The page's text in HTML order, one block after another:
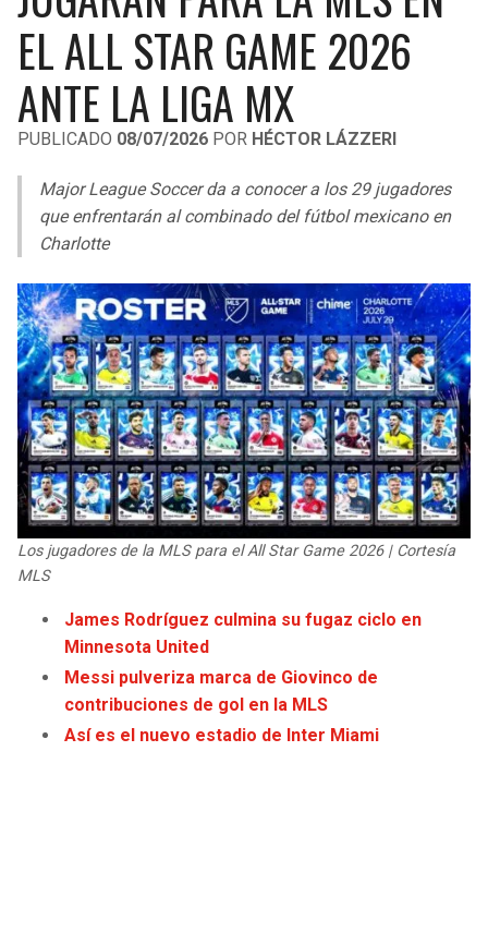
LIGA DE EXPANSIÓN MX
LEAGUES CUP
UEFA EUROPA LEAGUE
UEFA CONFERENCE LEAGUE
MLS
COPA SUDAMERICANA
LIGA BETPLAY
OTRAS LIGAS
RAIDERS
CHARGERS
BENGALS
BROWNS
STEELERS
TEXANS
COLTS
JAGUARS
TITANS
COWBOYS
GIANTS
EAGLES
CAVALIERS
PISTONS
BUCKS
HAWKS
HORNETS
HEAT
MAGIC
WIZARDS
WARRIORS
CLIPPERS
LAKERS
SUNS
EL ALL STAR GAME 2026
ANTE LA LIGA MX
PUBLICADO 08/07/2026 POR HÉCTOR LÁZZERI
Major League Soccer da a conocer a los 29 jugadores
que enfrentarán al combinado del fútbol mexicano en
Charlotte
Los jugadores de la MLS para el All Star Game 2026 | Cortesía
MLS
James Rodríguez culmina su fugaz ciclo en
Minnesota United
Messi pulveriza marca de Giovinco de
contribuciones de gol en la MLS
Así es el nuevo estadio de Inter Miami